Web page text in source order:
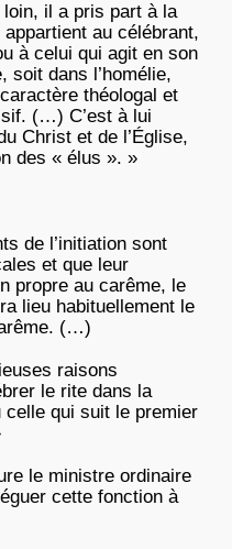
il a pris part à la
au célébrant,
à celui qui agit en son
soit dans l’homélie,
théologal et
(…) C’est à lui
Christ et de l’Église,
des « élus ». »
de l’initiation sont
et que leur
propre au carême, le
lieu habituellement le
(…)
raisons
le rite dans la
celle qui suit le premier
le ministre ordinaire
cette fonction à